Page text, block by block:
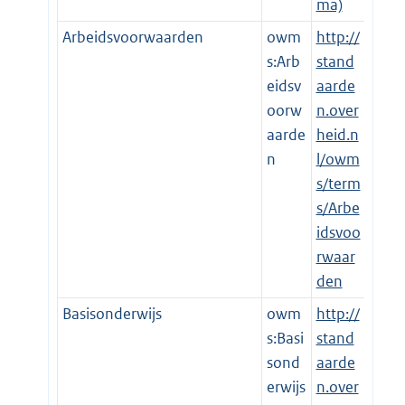
ma)
Arbeidsvoorwaarden
owm
s:Arb
eidsv
oorw
aarde
n
http://
stand
aarde
n.over
heid.n
l/owm
s/term
s/Arbe
idsvoo
rwaar
den
Basisonderwijs
owm
s:Basi
sond
erwijs
http://
stand
aarde
n.over